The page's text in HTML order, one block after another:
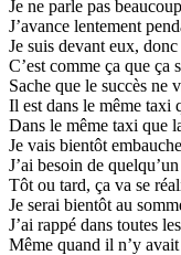
Je ne parle pas
J’avance lentement
Je suis devant eux,
C’est comme ça que ça
Sache que le succès ne
Il est dans le même taxi
Dans le même taxi que
Je vais bientôt
J’ai besoin de
Tôt ou tard, ça va se
Je serai bientôt au
J’ai rappé dans toutes
Même quand il n’y